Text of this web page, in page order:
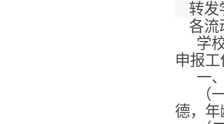
转发
各流
学
申报
一
（
德，年